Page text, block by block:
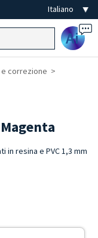
Ai
correzione
resina e PVC 1,3 mm